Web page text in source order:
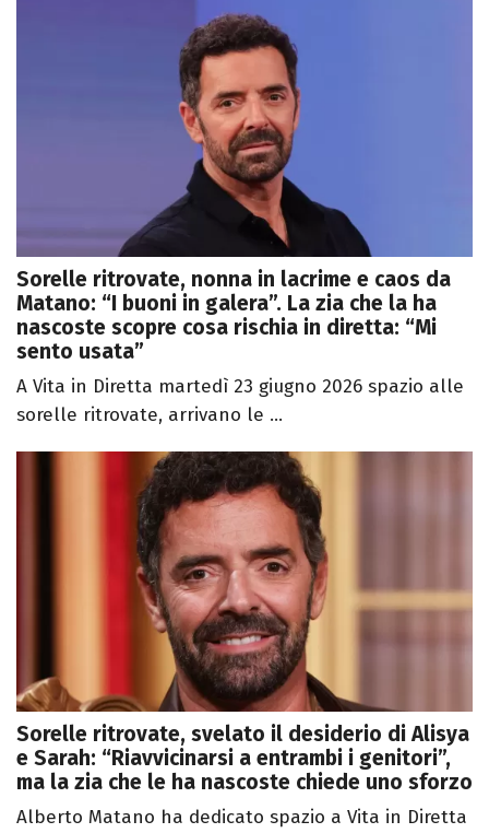
Sorelle ritrovate, nonna in lacrime e caos da
Matano: “I buoni in galera”. La zia che la ha
nascoste scopre cosa rischia in diretta: “Mi
sento usata”
A Vita in Diretta martedì 23 giugno 2026 spazio alle
sorelle ritrovate, arrivano le ...
Sorelle ritrovate, svelato il desiderio di Alisya
e Sarah: “Riavvicinarsi a entrambi i genitori”,
ma la zia che le ha nascoste chiede uno sforzo
Alberto Matano ha dedicato spazio a Vita in Diretta